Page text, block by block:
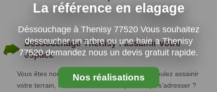
La référence en elagage
Déssouchage à Thenisy 77520 Vous souhaitez
dessoucher un arbre ou une haie a Thenisy
77520 demandez nous un devis gratuit rapide.
Nos réalisations
Dessouchage Thenisy : assainir votre
espace
Vous êtes nouveau dans le domaine ? Vous voulez assainir
votre terrain, mais vous ne trouver point à qui s’adresser ?